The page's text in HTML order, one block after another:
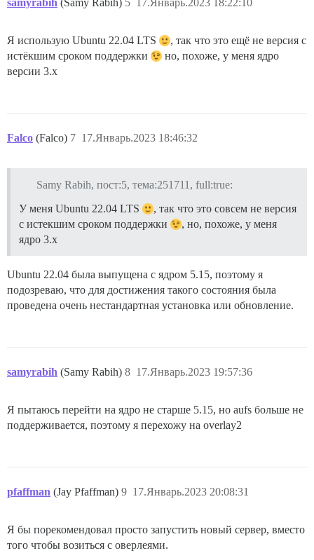
Я использую Ubuntu 22.04 LTS
, так что это ещё не версия с
истёкшим сроком поддержки
но, похоже, у меня ядро
версии 3.x
Falco (Falco) 17.Январь.2023 18:46:32
7
Samy Rabih, пост:5, тема:251711, full:true:
У меня Ubuntu 22.04 LTS
, так что это совсем не версия
с истекшим сроком поддержки
, но, похоже, у меня
ядро 3.x
Ubuntu 22.04 была выпущена с ядром 5.15, поэтому я
подозреваю, что для достижения такого состояния была
проведена очень нестандартная установка или обновление.
samyrabih (Samy Rabih) 17.Январь.2023 19:57:36
8
Я пытаюсь перейти на ядро не старше 5.15, но aufs больше не
поддерживается, поэтому я перехожу на overlay2
pfaffman (Jay Pfaffman) 17.Январь.2023 20:08:31
9
Я бы порекомендовал просто запустить новый сервер, вместо
того чтобы возиться с оверлеями.